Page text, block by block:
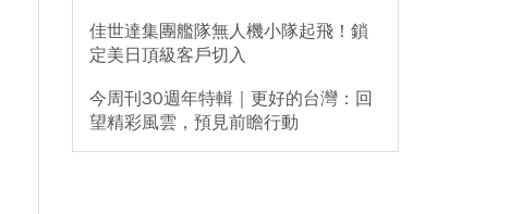
佳世達集團艦隊無人機小隊起飛！鎖
定美日頂級客戶切入
今周刊30週年特輯｜更好的台灣：回
望精彩風雲，預見前瞻行動